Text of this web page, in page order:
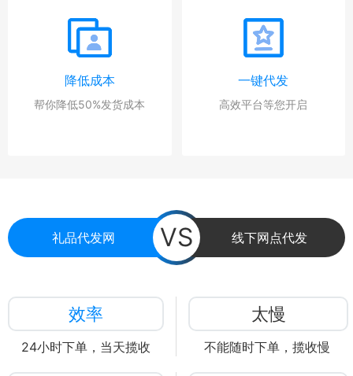
降低成本
帮你降低50%发货成本
一键代发
高效平台等您开启
VS 线下网点代发
礼品代发网
效率
24小时下单，当天揽收
太慢
不能随时下单，揽收慢